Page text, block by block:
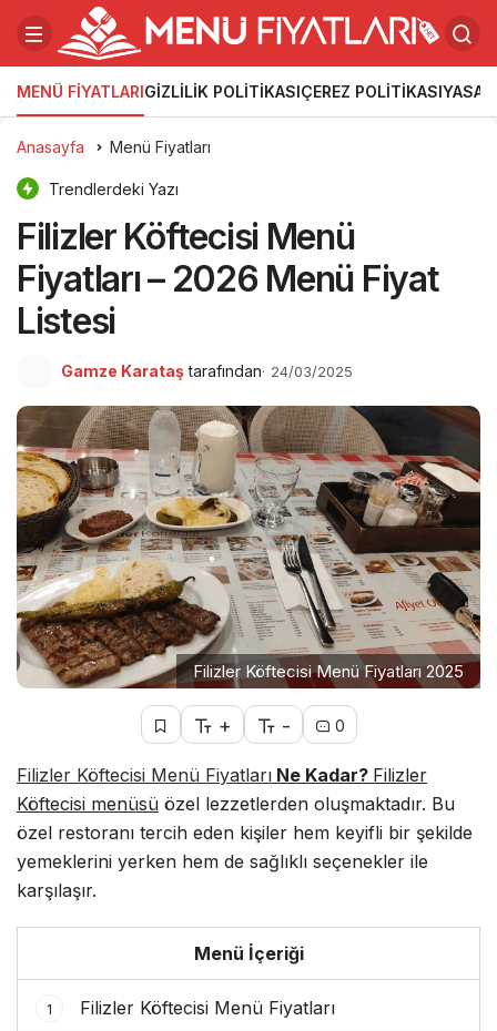
MENÜ FIYATLARIGIZLILIK POLITIKASIÇEREZ POLITIKASIYASAL
Anasayfa Menü Fiyatları
Trendlerdeki Yazı
Filizler Köftecisi Menü
Fiyatları – 2026 Menü Fiyat
Listesi
Gamze Karataş tarafından 24/03/2025
Filizler Köftecisi Menü Fiyatları 2025
+ - 0
Filizler Köftecisi Menü Fiyatları Ne Kadar? Filizler
Köftecisi menüsü özel lezzetlerden oluşmaktadır. Bu
özel restoranı tercih eden kişiler hem keyifli bir şekilde
yemeklerini yerken hem de sağlıklı seçenekler ile
karşılaşır.
Menü İçeriği
1 Filizler Köftecisi Menü Fiyatları